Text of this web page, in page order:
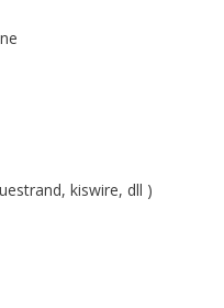
kiswire, dll )